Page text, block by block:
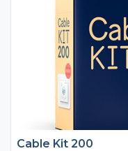
Cable Kit 200